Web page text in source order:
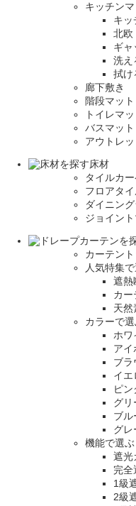
キッチンマ
キッ
北欧
ギャ
洗え
拭け
廊下敷き
階段マット
トイレマッ
バスマット
アウトレッ
床材
タイルカ
フロアタ
ダイニン
ジョイン
カーテン
人気特集
遮熱
カー
天然
カラーで
ホワ
アイ
ブラ
イエ
ピ
グリ
ブル
グレ
機能で選ぶ
遮光
完全
1級
2級